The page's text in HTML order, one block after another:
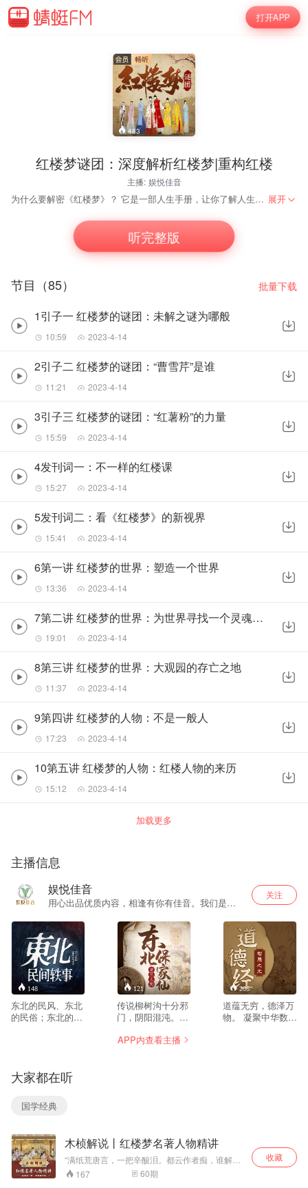
打开APP
483
红楼梦谜团：深度解析红楼梦|重构红楼
主播: 娱悦佳音
为什么要解密《红楼梦》？ 它是一部人生手册，让你了解人生真相；它是一部跨界奇书，形成了专门的红学；它更是一部传世经典，为了读它，手抄本就流行了30余年，出版后更是声名远播、备受推崇。 重构红楼梦，形散而神不散，这种似断而连的多层解读模式，恰恰展示了红楼梦故事中纷繁复杂的情节脉络，从宏观到微观，从故事脉络到人物特征，无不探赜索隐，发人深省。 主播孟云剑老师通过认知思维方法透视红楼，让大家一起发现属于自己的独特观点。课程综合运用分类概括、分析综合、抽象具体、逻辑历史等认知思维方法，帮助大家从逻辑角度读懂红楼，透视红楼隐藏的秘密。 展开
听完整版
节目（85） 批量下载
1引子一 红楼梦的谜团：未解之谜为哪般
10:59 2023-4-14
2引子二 红楼梦的谜团：“曹雪芹”是谁
11:21 2023-4-14
3引子三 红楼梦的谜团：“红薯粉”的力量
15:59 2023-4-14
4发刊词一：不一样的红楼课
15:27 2023-4-14
5发刊词二：看《红楼梦》的新视界
15:41 2023-4-14
6第一讲 红楼梦的世界：塑造一个世界
13:36 2023-4-14
7第二讲 红楼梦的世界：为世界寻找一个灵魂栖息之所
19:01 2023-4-14
8第三讲 红楼梦的世界：大观园的存亡之地
11:37 2023-4-14
9第四讲 红楼梦的人物：不是一般人
17:23 2023-4-14
10第五讲 红楼梦的人物：红楼人物的来历
15:12 2023-4-14
加载更多
主播信息
娱悦佳音
用心出品优质内容，相逢有你有佳音。我们是立
关注
148
东北的民风、东北
的民俗；东北的乡
农村为时代背景。
根据我国东北广为
流传着的一些民间
的精彩传说，精心
主要描述了男主人
公金明的坎坷人生
之路。从少年到中
年的传奇成长经
历。以淳朴逼真的
121
传说柳树沟十分邪
门，阴阳混沌。我
进柳树沟，从此历
树林地，弯弯曲曲
的通往县城。另外
一条，在村西南，
途径两座山连接处
206
道蕴无穷，德泽万
物。 凝聚中华数千
篇，涵盖宇宙、人
生、道德、政治等
诸多方面。本专辑
APP内查看主播
大家都在听
国学经典
木桢解说丨红楼梦名著人物精讲
“满纸荒唐言，一把辛酸泪。都云作者痴，谁解其
中味。” 【木桢解说|红楼名著人物精讲】，每集
一位红楼人物，读者视角看红楼，你会发现或许
167 60期
收藏